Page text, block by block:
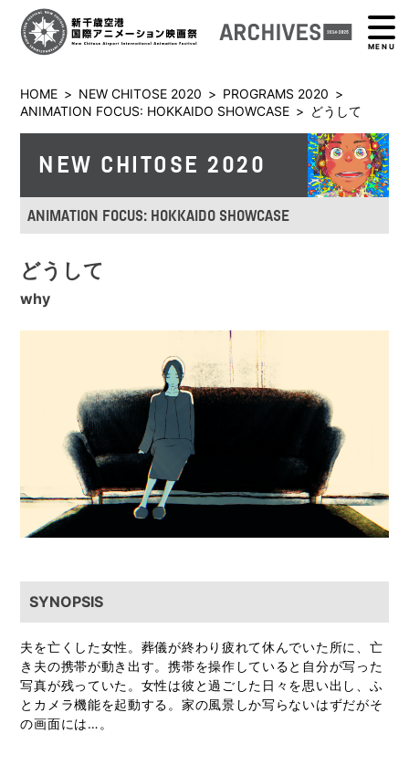
MENU
HOME > NEW CHITOSE 2020 > PROGRAMS 2020 >
ANIMATION FOCUS: HOKKAIDO SHOWCASE > どうして
NEW CHITOSE 2020
ANIMATION FOCUS: HOKKAIDO SHOWCASE
どうして
why
SYNOPSIS
夫を亡くした女性。葬儀が終わり疲れて休んでいた所に、亡
き夫の携帯が動き出す。携帯を操作していると自分が写った
写真が残っていた。女性は彼と過ごした日々を思い出し、ふ
とカメラ機能を起動する。家の風景しか写らないはずだがそ
の画面には…。